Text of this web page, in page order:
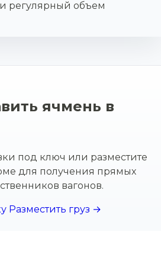
регулярный объем
ячмень в
под ключ или разместите
для получения прямых
вагонов.
Разместить груз →